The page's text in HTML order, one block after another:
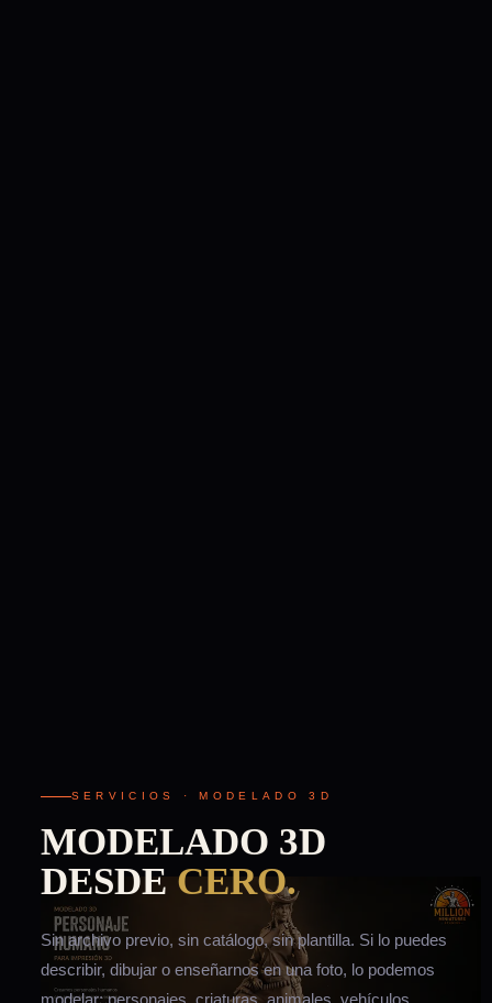
SERVICIOS · MODELADO 3D
MODELADO 3D
DESDECERO.
Sin archivo previo, sin catálogo, sin plantilla. Si lo puedes
describir, dibujar o enseñarnos en una foto, lo podemos
modelar: personajes, criaturas, animales, vehículos,